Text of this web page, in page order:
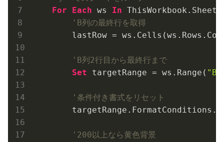
For
Each ws In
'B列の最終行を取得
lastRow =
'B列2行目から最終行まで
Set targetRange = ws.Range(
'条件付き書式をリセット
'200以上なら黄色背景